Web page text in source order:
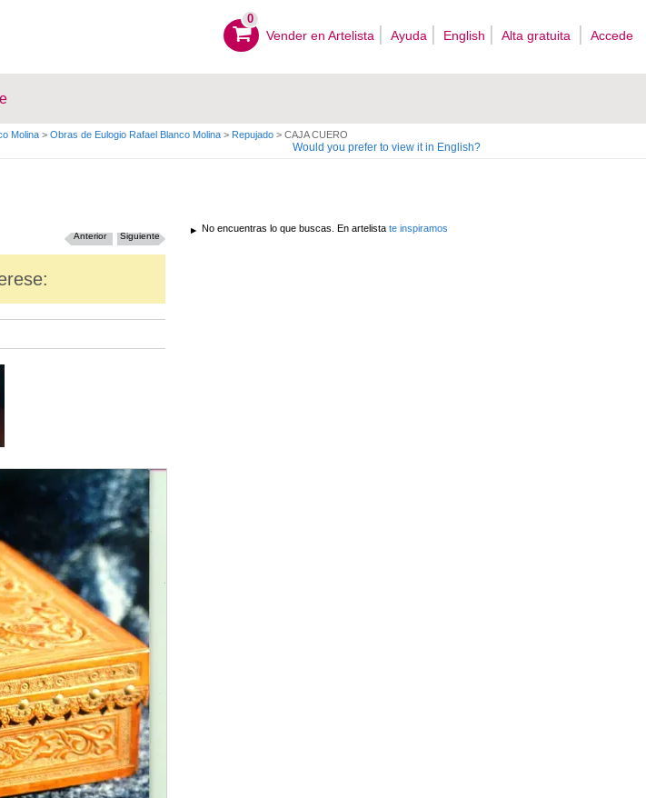
0
Vender en Artelista Ayuda English Alta gratuita Accede
Molina > Obras de Eulogio Rafael Blanco Molina > Repujado > CAJA CUERO
Would you prefer to view it in English?
Siguiente
Anterior
No encuentras lo que buscas. En artelista te inspiramos